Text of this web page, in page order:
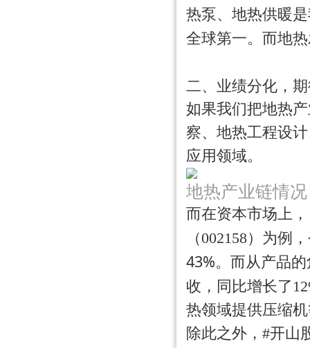
热泵、地热供暖
全球第一。而地
二、业绩分化，
如果我们把地热
察、地热工程设
应用领域。
地热产业链情
而在资本市场上
（002158）为例
43%。而从产品
收，同比增长了
热领域提供压缩
除此之外，#开山